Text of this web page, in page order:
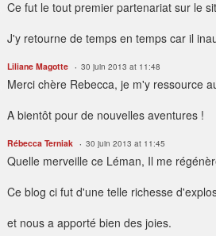
Ce fut le tout premier partenariat sur le
J'y retourne de temps en temps car il
Liliane Magotte 30 juin 2013 at 11:48
Merci chère Rebecca, je m'y ressource
A bientôt pour de nouvelles aventures !
Rébecca Terniak 30 juin 2013 at 11:45
Quelle merveille ce Léman, Il me
Ce blog ci fut d'une telle richesse
et nous a apporté bien des joies.